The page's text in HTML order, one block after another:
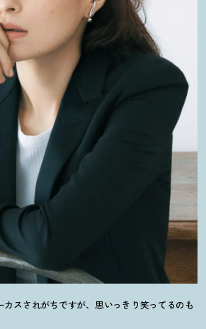
カスされがちですが、思いっきり笑ってるのも